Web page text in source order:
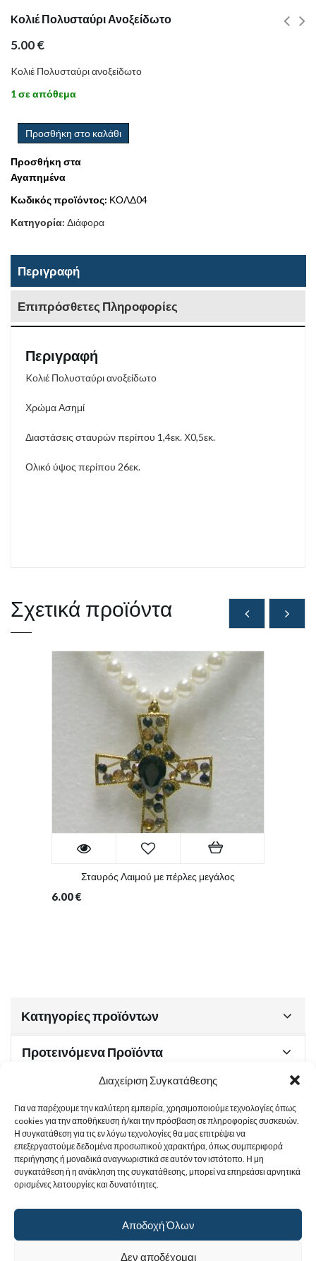
Διαχείριση Συγκατάθεσης
Για να παρέχουμε την καλύτερη εμπειρία, χρησιμοποιούμε τεχνολογίες όπως
cookies για την αποθήκευση ή/και την πρόσβαση σε πληροφορίες συσκευών.
Η συγκατάθεση για τις εν λόγω τεχνολογίες θα μας επιτρέψει να
επεξεργαστούμε δεδομένα προσωπικού χαρακτήρα, όπως συμπεριφορά
περιήγησης ή μοναδικά αναγνωριστικά σε αυτόν τον ιστότοπο. Η μη
συγκατάθεση ή η ανάκληση της συγκατάθεσης, μπορεί να επηρεάσει αρνητικά
ορισμένες λειτουργίες και δυνατότητες.
Αποδοχή Όλων
Δεν αποδέχομαι
Kολιέ Πολυσταύρι Ανοξείδωτο
5.00€
Kολιέ Πολυσταύρι ανοξείδωτο
1 σε απόθεμα
Προσθήκη στο καλάθι
Προσθήκη στα
Αγαπημένα
Κωδικός προϊόντος: ΚΟΛΔ04
Κατηγορία: Διάφορα
Περιγραφή
Επιπρόσθετες Πληροφορίες
Περιγραφή
Kολιέ Πολυσταύρι ανοξείδωτο
Χρώμα Ασημί
Διαστάσεις σταυρών περίπου 1,4εκ. Χ0,5εκ.
Ολικό ύψος περίπου 26εκ.
Σχετικά προϊόντα
Σταυρός Λαιμού με πέρλες μεγάλος
6.00€
Κατηγορίες προϊόντων
Προτεινόμενα Προϊόντα
Χρήσιμα Έγγραφα
Sitemap
Ιερά Γυναικεία Μονή Αγίας Παρασκευής